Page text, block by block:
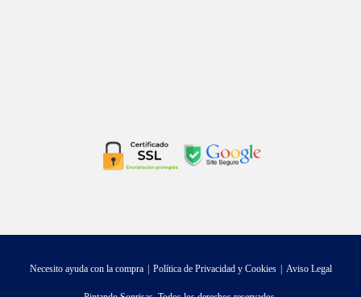
Necesito ayuda con la compra Política de Privacidad y Cookies Aviso Legal